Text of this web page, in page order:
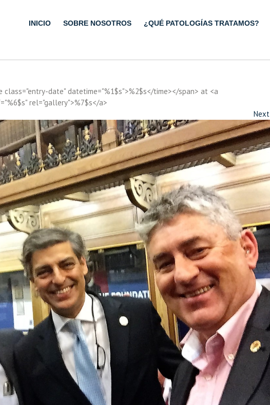
INICIO SOBRE NOSOTROS ¿QUÉ PATOLOGÍAS TRATAMOS?
date" datetime="%1$s">%2$s</time></span> at <a
rel="gallery">%7$s</a>
Next